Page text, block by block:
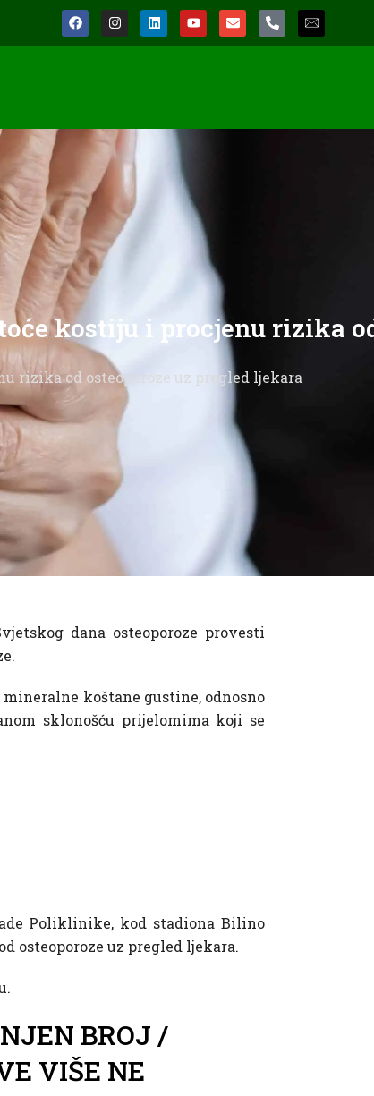
kostiju i procjenu rizika
rizika od osteoporoze uz pregled ljekara
dana osteoporoze provesti
koštane gustine, odnosno
sklonošću prijelomima koji se
Poliklinike, kod stadiona Bilino
osteoporoze uz pregled ljekara.
BROJ /
VIŠE NE